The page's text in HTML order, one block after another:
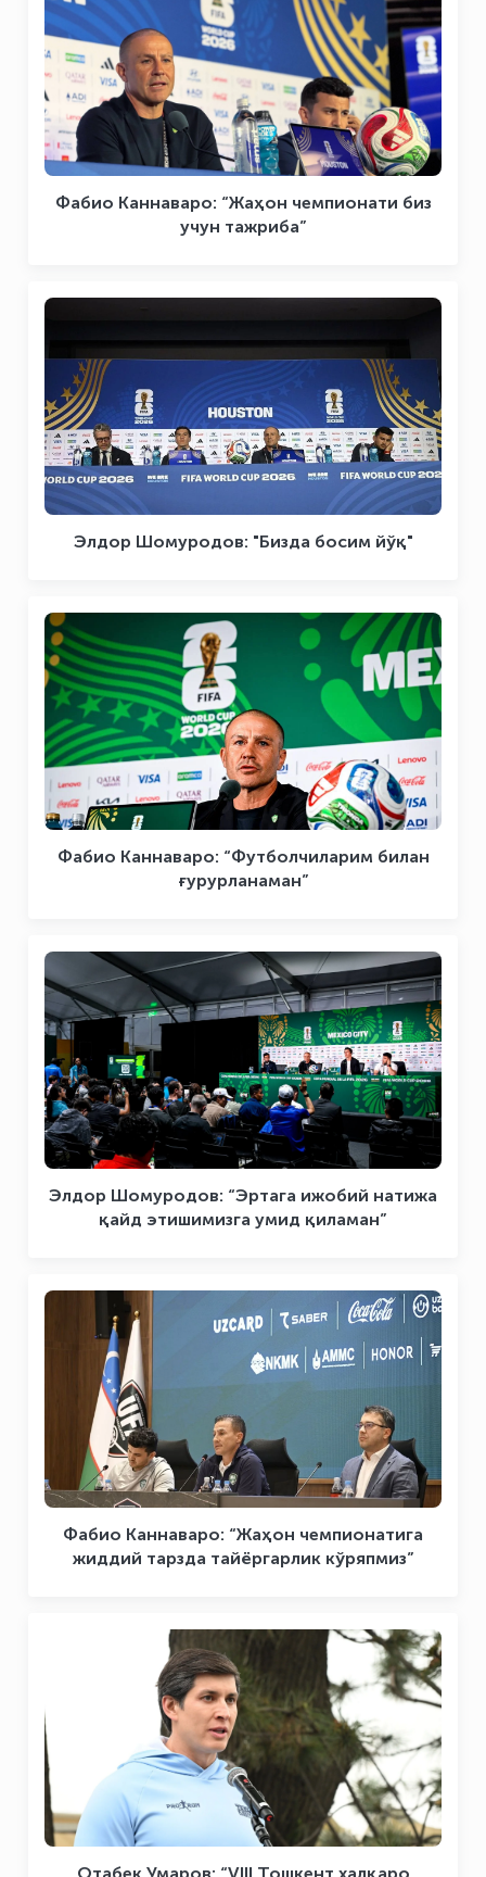
Фабио Каннаваро: “Жаҳон чемпионати биз
учун тажриба”
Элдор Шомуродов: "Бизда босим йўқ"
Фабио Каннаваро: “Футболчиларим билан
ғурурланаман”
Элдор Шомуродов: “Эртага ижобий натижа
қайд этишимизга умид қиламан”
Фабио Каннаваро: “Жаҳон чемпионатига
жиддий тарзда тайёргарлик кўряпмиз”